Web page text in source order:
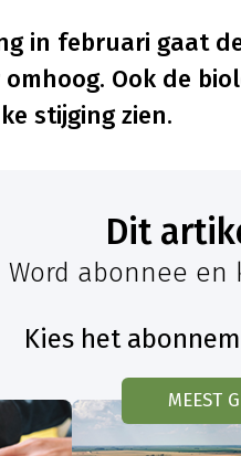
in februari gaat
Ook de
stijging zien.
Dit
Word abonnee en
Kies het
MEEST